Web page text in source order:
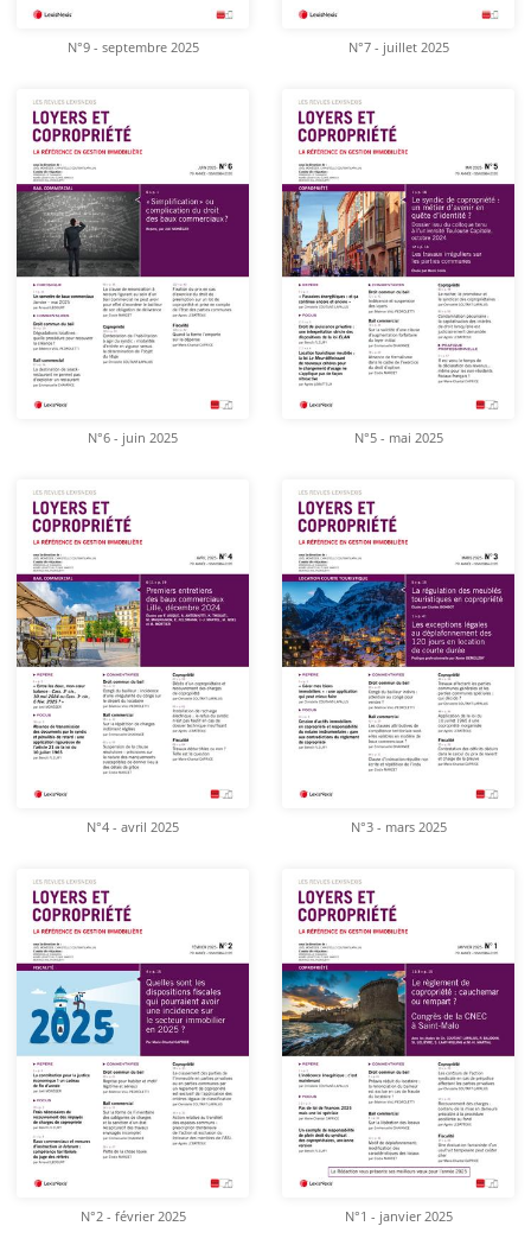
N°9 - septembre 2025 N°7 - juillet 2025
N°6 - juin 2025 N°5 - mai 2025
N°4 - avril 2025 N°3 - mars 2025
N°2 - février 2025 N°1 - janvier 2025